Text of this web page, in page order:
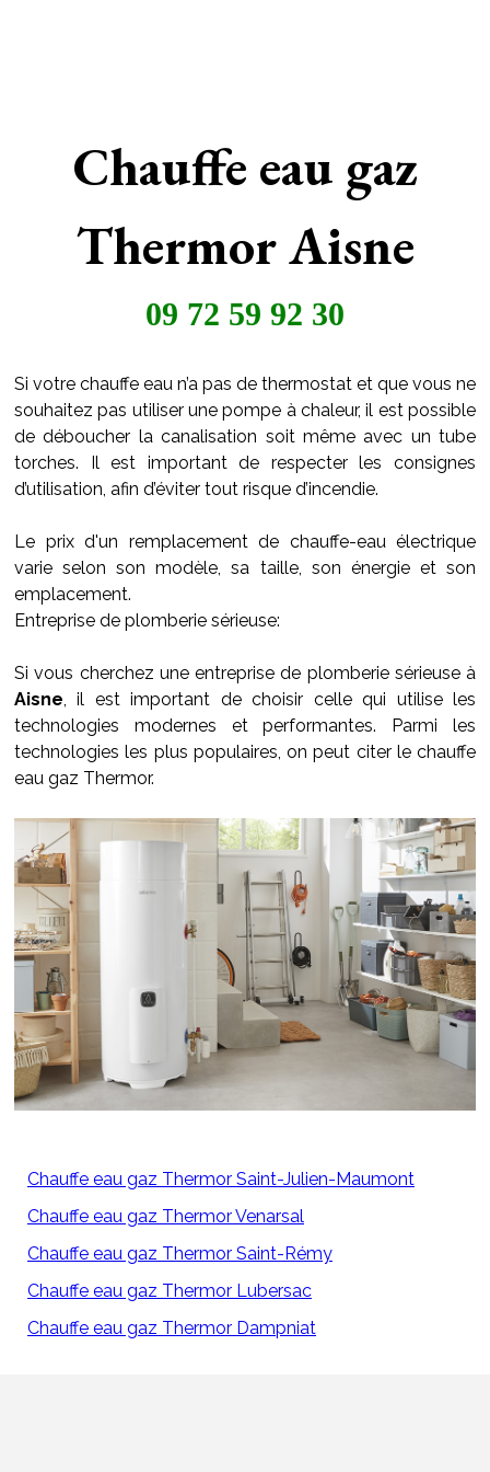
Chauffe eau gaz
Thermor Aisne
09 72 59 92 30
Si votre chauffe eau n’a pas de thermostat et que vous ne
souhaitez pas utiliser une pompe à chaleur, il est possible
de déboucher la canalisation soit même avec un tube
torches. Il est important de respecter les consignes
d’utilisation, afin d’éviter tout risque d’incendie.
Le prix d'un remplacement de chauffe-eau électrique
varie selon son modèle, sa taille, son énergie et son
emplacement.
Entreprise de plomberie sérieuse:
Si vous cherchez une entreprise de plomberie sérieuse à
Aisne, il est important de choisir celle qui utilise les
technologies modernes et performantes. Parmi les
technologies les plus populaires, on peut citer le chauffe
eau gaz Thermor.
Chauffe eau gaz Thermor Saint-Julien-Maumont
Chauffe eau gaz Thermor Venarsal
Chauffe eau gaz Thermor Saint-Rémy
Chauffe eau gaz Thermor Lubersac
Chauffe eau gaz Thermor Dampniat